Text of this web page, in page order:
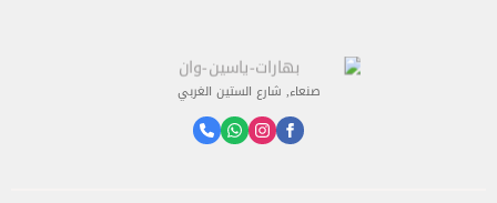
صنعاء, شارع الستين الغربي